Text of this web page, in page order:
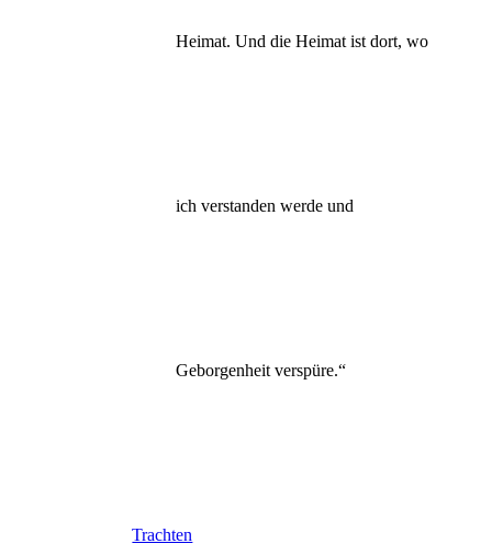
Heimat. Und die Heimat ist dort, wo
ich verstanden werde und
Geborgenheit verspüre.“
Trachten